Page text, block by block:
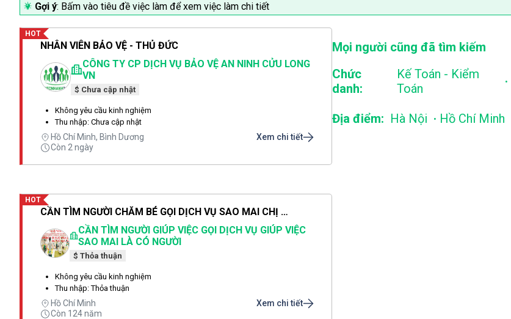
Gợi ý: Bấm vào tiêu đề việc làm để xem việc làm chi tiết
NHÂN VIÊN BẢO VỆ - THỦ ĐỨC
CÔNG TY CP DỊCH VỤ BẢO VỆ AN NINH CỬU LONG
VN
$ Chưa cập nhật
Không yêu cầu kinh nghiệm
Thu nhập: Chưa cập nhật
Hồ Chí Minh, Bình Dương
Còn 2 ngày
Xem chi tiết
HOT
CẦN TÌM NGƯỜI CHĂM BÉ GỌI DỊCH VỤ SAO MAI CHỊ THẢO LÀ CÓ NGƯỜI SAU 1 PHÚT
CẦN TÌM NGƯỜI GIÚP VIỆC GỌI DỊCH VỤ GIÚP VIỆC
SAO MAI LÀ CÓ NGƯỜI
$ Thỏa thuận
Không yêu cầu kinh nghiệm
Thu nhập: Thỏa thuận
Hồ Chí Minh
Còn 124 năm
Xem chi tiết
HOT
Mọi người cũng đã tìm kiếm
Chức
danh:
Kế Toán - Kiểm
Toán
.
Địa điểm: Hà Nội . Hồ Chí Minh